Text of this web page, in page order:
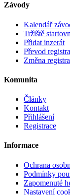
Závody
Kalendář
Tržiště
Přidat inzerát
Převod
Změna
Komunita
Články
Kontakt
Přihlášení
Registrace
Informace
Ochrana
Podmínky
Zapomenuté
Nastavení